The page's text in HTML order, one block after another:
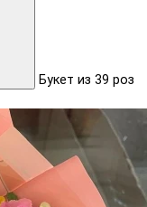
Букет из 39 роз